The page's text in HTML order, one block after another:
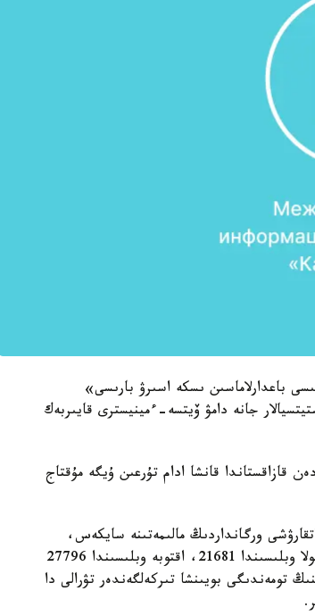
باعدارلاماسىن ىسكە اسىرۋ بارىسى»
جانە دامۋ ۆيتسە-ءمينيسترى قايىربەك
قازاقستاندا قانشا ادام تۇرعىن ۇيگە مۇقتاج
ورگانداردىڭ مالىمەتىنە سايكەس،
بۇگىنگى كۇنى 465091 ادام پاتەر كەزەگىندە تۇر. ماسەلەن، اقمولا وبلىسىندا 21681، اقتوبە وبلىسىندا 27796
تومەندىگى بويىنشا تىركەلگەندەر تۋرالى دا